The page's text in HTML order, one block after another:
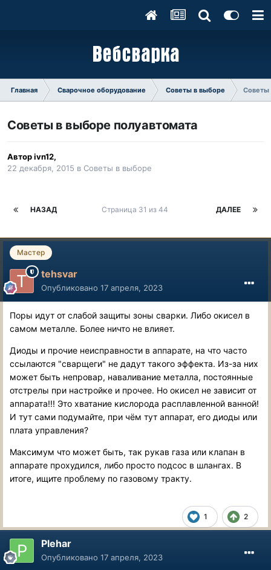
Главная Сварочное оборудование Советы в выборе Советы
Советы в выборе полуавтомата
Авторivn12,
22 декабря, 2015 в Советы в выборе
НАЗАД ДАЛЕЕ
Страница 31 из 44
Мастер
tehsvar
Опубликовано 17 апреля, 2023
Поры идут от слабой защиты зоны сварки. Либо окисел в
самом металле. Более ничто не влияет.
Диоды и прочие неисправности в аппарате, на что часто
ссылаются "сварщеги" не дадут такого эффекта. Из-за них
может быть непровар, наваливание металла, постоянные
отстрелы при настройке и прочее. Но окисел не зависит от
аппарата!!! Это хватание кислорода расплавленной ванной!
И тут сами подумайте, при чём тут аппарат, его диоды или
плата управления?
Максимум что может быть, так рукав газа или клапан в
аппарате прохудился, либо просто подсос в шлангах. В
итоге, ищите проблему по газовому тракту.
1 2
Plehar
Опубликовано 17 апреля, 2023